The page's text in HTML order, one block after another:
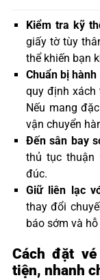
Kiểm tra kỹ
giấy tờ tùy
thể khiến bạn
Chuẩn bị
quy định xách
Nếu mang
vận chuyển
Đến sân bay
thủ tục thuận
đúc.
Giữ liên lạc
thay đổi
báo sớm và
Cách đặt
tiện, nhanh